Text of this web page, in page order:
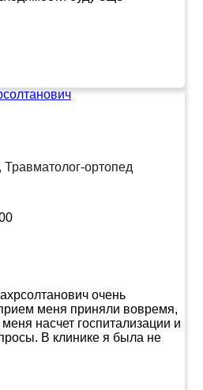
ортопед
очень
меня приняли вовремя,
насчет госпитализации и
В клинике я была не